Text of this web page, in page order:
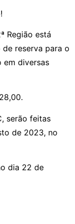
Região está
reserva para o
em diversas
serão feitas
de 2023, no
dia 22 de